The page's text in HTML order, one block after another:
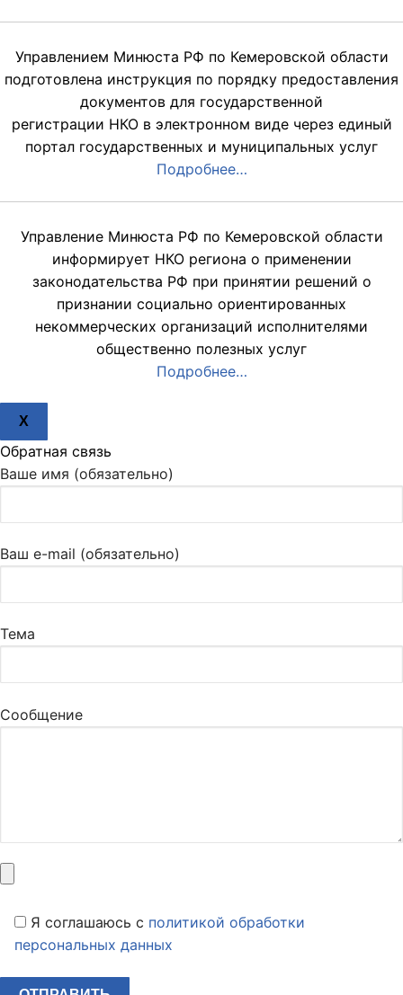
Управлением Минюста РФ по Кемеровской области
подготовлена инструкция по порядку предоставления
документов для государственной
регистрации НКО в электронном виде через единый
портал государственных и муниципальных услуг
Подробнее…
Управление Минюста РФ по Кемеровской области
информирует НКО региона о применении
законодательства РФ при принятии решений о
признании социально ориентированных
некоммерческих организаций исполнителями
общественно полезных услуг
Подробнее…
X
Обратная связь
Ваше имя (обязательно)
Ваш e-mail (обязательно)
Тема
Сообщение
Я соглашаюсь c политикой обработки
персональных данных